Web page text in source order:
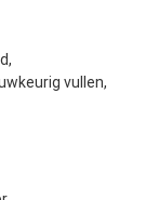
vullen,